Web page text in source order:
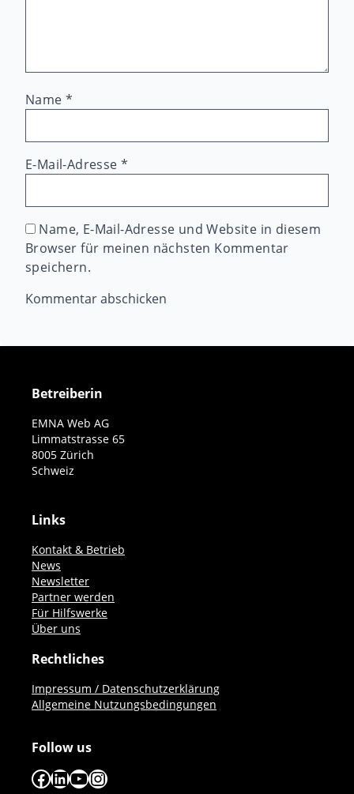
Name *
E-Mail-Adresse*
Name, E-Mail-Adresse und Website in diesem
Browser für meinen nächsten Kommentar
speichern.
Betreiberin
EMNA Web AG
Limmatstrasse 65
8005 Zürich
Schweiz
Links
Kontakt & Betrieb
News
Newsletter
Partner werden
Für Hilfswerke
Über uns
Rechtliches
Impressum / Datenschutzerklärung
Allgemeine Nutzungsbedingungen
Follow us
Facebook
LinkedIn
YouTube
Instagram